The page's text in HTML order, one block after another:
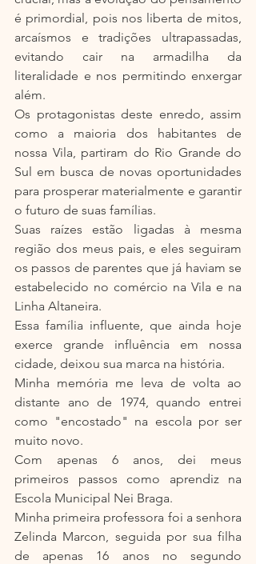
é primordial, pois nos liberta de mitos,
arcaísmos e tradições ultrapassadas,
evitando cair na armadilha da
literalidade e nos permitindo enxergar
além.
Os protagonistas deste enredo, assim
como a maioria dos habitantes de
nossa Vila, partiram do Rio Grande do
Sul em busca de novas oportunidades
para prosperar materialmente e garantir
o futuro de suas famílias.
Suas raízes estão ligadas à mesma
região dos meus pais, e eles seguiram
os passos de parentes que já haviam se
estabelecido no comércio na Vila e na
Linha Altaneira.
Essa família influente, que ainda hoje
exerce grande influência em nossa
cidade, deixou sua marca na história.
Minha memória me leva de volta ao
distante ano de 1974, quando entrei
como "encostado" na escola por ser
muito novo.
Com apenas 6 anos, dei meus
primeiros passos como aprendiz na
Escola Municipal Nei Braga.
Minha primeira professora foi a senhora
Zelinda Marcon, seguida por sua filha
de apenas 16 anos no segundo